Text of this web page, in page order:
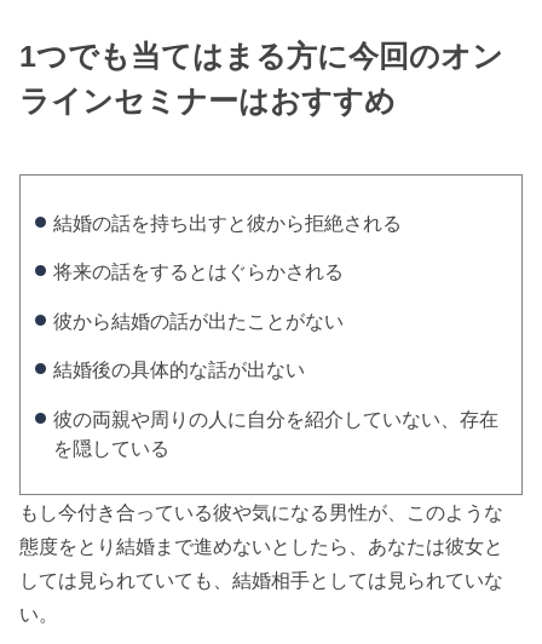
1つでも当てはまる方に今回のオン
ラインセミナーはおすすめ
結婚の話を持ち出すと彼から拒絶される
将来の話をするとはぐらかされる
彼から結婚の話が出たことがない
結婚後の具体的な話が出ない
彼の両親や周りの人に自分を紹介していない、存在
を隠している
もし今付き合っている彼や気になる男性が、このような
態度をとり結婚まで進めないとしたら、あなたは彼女と
しては見られていても、結婚相手としては見られていな
い。